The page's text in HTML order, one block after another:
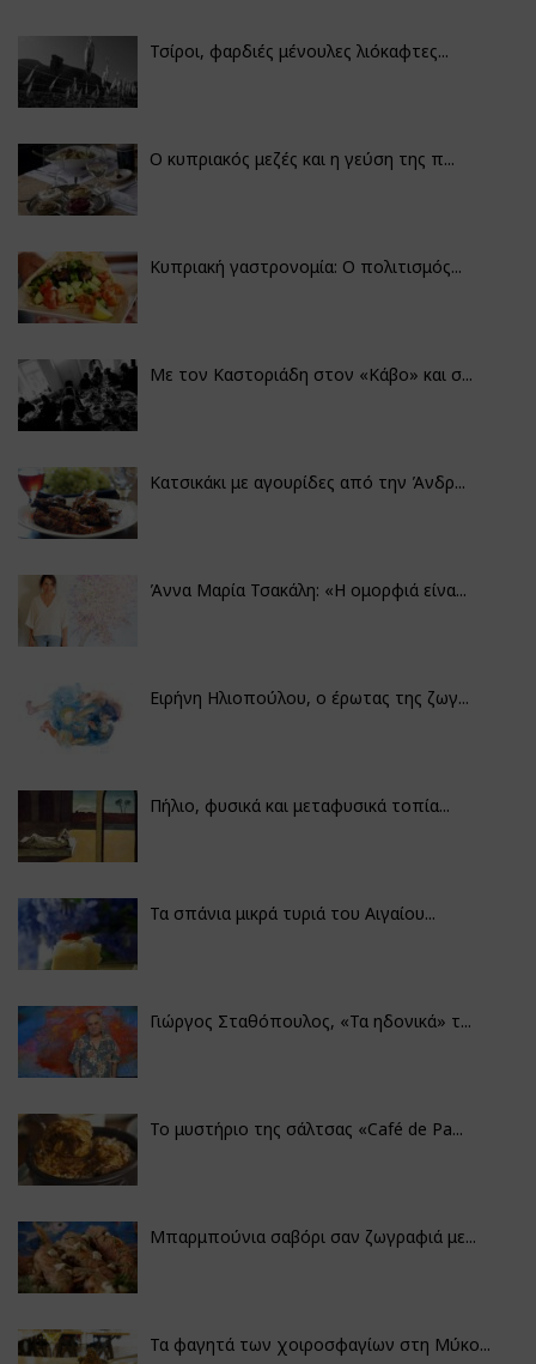
Τσίροι, φαρδιές μένουλες λιόκαφτες...
Ο κυπριακός μεζές και η γεύση της π...
Κυπριακή γαστρονομία: Ο πολιτισμός...
Με τον Καστοριάδη στον «Κάβο» και σ...
Κατσικάκι με αγουρίδες από την Άνδρ...
Άννα Μαρία Τσακάλη: «Η ομορφιά είνα...
Ειρήνη Ηλιοπούλου, ο έρωτας της ζωγ...
Πήλιο, φυσικά και μεταφυσικά τοπία...
Τα σπάνια μικρά τυριά του Αιγαίου...
Γιώργος Σταθόπουλος, «Τα ηδονικά» τ...
Το μυστήριο της σάλτσας «Café de Pa...
Μπαρμπούνια σαβόρι σαν ζωγραφιά με...
Τα φαγητά των χοιροσφαγίων στη Μύκο...